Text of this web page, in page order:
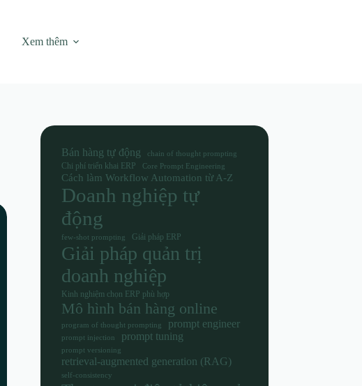
Xem thêm
Bán hàng tự động chain of thought prompting
Chi phí triển khai ERP Core Prompt Engineering
Cách làm Workflow Automation từ A-Z
Doanh nghiệp tự
động
few-shot prompting Giải pháp ERP
Giải pháp quản trị
doanh nghiệp
Kinh nghiệm chọn ERP phù hợp
Mô hình bán hàng online
program of thought prompting prompt engineer
prompt injection prompt tuning
prompt versioning
retrieval-augmented generation (RAG)
self-consistency